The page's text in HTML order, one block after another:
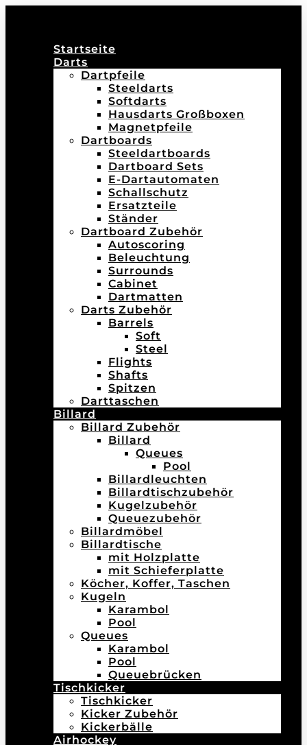
Startseite
Darts
Dartpfeile
Steeldarts
Softdarts
Hausdarts Großboxen
Magnetpfeile
Dartboards
Steeldartboards
Dartboard Sets
E-Dartautomaten
Schallschutz
Ersatzteile
Ständer
Dartboard Zubehör
Autoscoring
Beleuchtung
Surrounds
Cabinet
Dartmatten
Darts Zubehör
Barrels
Soft
Steel
Flights
Shafts
Spitzen
Darttaschen
Billard
Billard Zubehör
Billard
Queues
Pool
Billardleuchten
Billardtischzubehör
Kugelzubehör
Queuezubehör
Billardmöbel
Billardtische
mit Holzplatte
mit Schieferplatte
Köcher, Koffer, Taschen
Kugeln
Karambol
Pool
Queues
Karambol
Pool
Queuebrücken
Tischkicker
Tischkicker
Kicker Zubehör
Kickerbälle
Airhockey